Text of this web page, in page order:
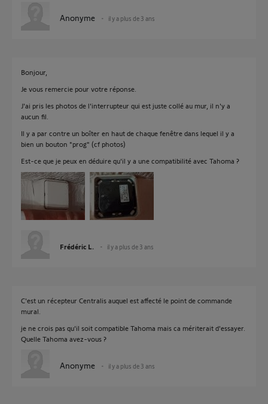
Anonyme il y a plus de 3 ans
Bonjour,
Je vous remercie pour votre réponse.
J'ai pris les photos de l'interrupteur qui est juste collé au mur, il n'y a
aucun fil.
Il y a par contre un boîter en haut de chaque fenêtre dans lequel il y a
bien un bouton "prog" (cf photos)
Est-ce que je peux en déduire qu'il y a une compatibilité avec Tahoma ?
Frédéric L. il y a plus de 3 ans
C'est un récepteur Centralis auquel est affecté le point de commande
mural.
je ne crois pas qu'il soit compatible Tahoma mais ca mériterait d'essayer.
Quelle Tahoma avez-vous ?
Anonyme il y a plus de 3 ans